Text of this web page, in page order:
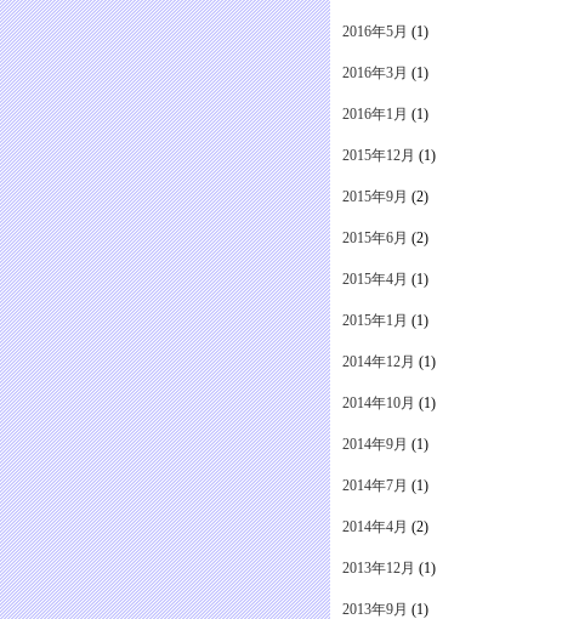
2016年5月 (1)
2016年3月 (1)
2016年1月 (1)
2015年12月 (1)
2015年9月 (2)
2015年6月 (2)
2015年4月 (1)
2015年1月 (1)
2014年12月 (1)
2014年10月 (1)
2014年9月 (1)
2014年7月 (1)
2014年4月 (2)
2013年12月 (1)
2013年9月 (1)